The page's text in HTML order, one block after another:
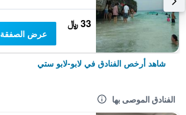
33 ﷼
عرض الصفقة
شاهد أرخص الفنادق في لابو-لابو ستي
الفنادق الموصى بها